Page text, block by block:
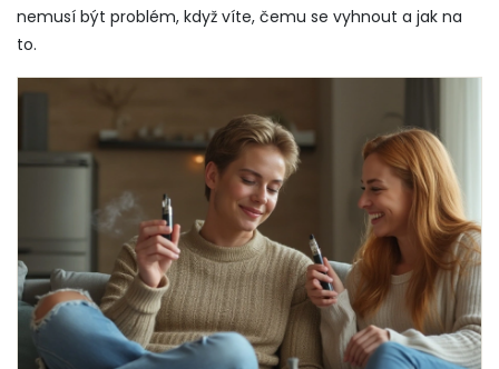
nemusí být problém, když víte, čemu se vyhnout a jak na
to.